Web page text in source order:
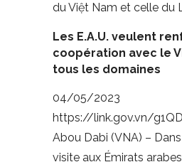
du Việt Nam et celle du
Les E.A.U. veulent
coopération avec le
tous les domaines
04/05/2023
https://link.gov.vn/
Abou Dabi (VNA) –
visite aux Émirats